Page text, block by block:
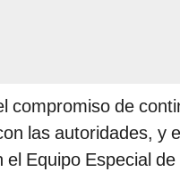
compromiso de
las autoridades, y
el Equipo Especial